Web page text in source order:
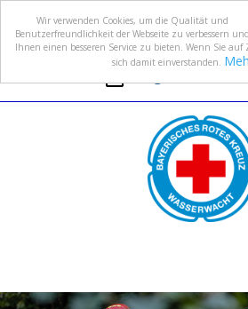
Wir verwenden Cookies, um die Qualität und
Benutzerfreundlichkeit der Webseite zu verbessern und
Ihnen einen besseren Service zu bieten. Wenn Sie
sich damit einverstanden.